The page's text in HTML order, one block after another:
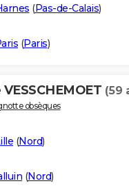
(Pas-de-Calais)
(Paris)
(59
obsèques
(Nord)
(Nord)